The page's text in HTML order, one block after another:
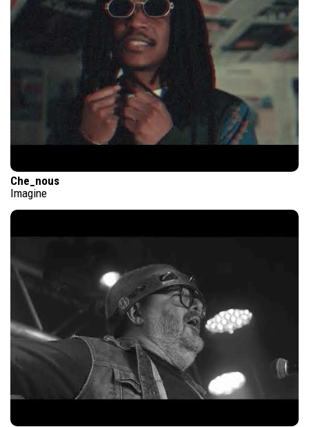
Che_nous
Imagine